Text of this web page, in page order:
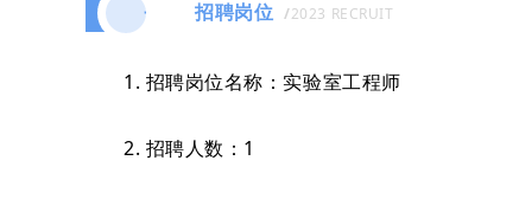
一 招聘岗位/2023 RECRUIT
1. 招聘岗位名称 ： 实验室工程师
2. 招聘人数：1